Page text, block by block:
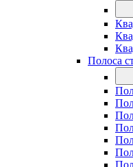
Полоса